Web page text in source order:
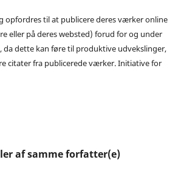
opfordres til at publicere deres værker online
eller på deres websted) forud for og under
da dette kan føre til produktive udvekslinger,
citater fra publicerede værker. Initiative for
af samme forfatter(e)